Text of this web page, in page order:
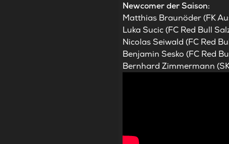
Newcomer der Saison:
Matthias Braunöder (FK
Luka Sucic (FC Red Bull
Nicolas Seiwald (FC Red
Benjamin Sesko (FC Red
Bernhard Zimmermann